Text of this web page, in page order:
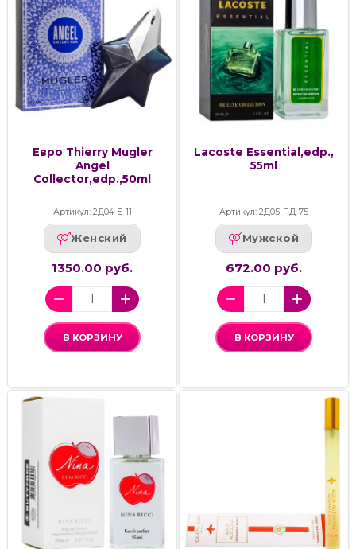
Евро Thierry Mugler
Angel
Collector,edp.,50ml
Артикул: 2Д04-Е-11
Женский
1350.00 руб.
В КОРЗИНУ
Lacoste Essential,edp.,
55ml
Артикул: 2Д05-ПД-75
Мужской
672.00 руб.
В КОРЗИНУ